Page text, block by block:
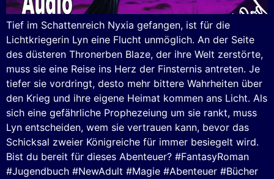
Tief im Schattenreich Nyxia gefangen, ist für die
Lichtkriegerin Lyn eine Flucht unmöglich. An der Seite
des düsteren Thronerben Blaze, der ihre Welt zerstörte,
muss sie eine Reise ins Herz der Finsternis antreten. Je
tiefer sie vordringt, desto mehr bittere Wahrheiten über
den Krieg und ihre eigene Heimat kommen ans Licht. Als
sich eine gefährliche Prophezeiung um sie rankt, muss
Lyn entscheiden, wem sie vertrauen kann, bevor das
Schicksal zweier Königreiche für immer besiegelt wird.
Bist du bereit für dieses Abenteuer? #FantasyRoman
#Jugendbuch #NewAdult #Magie #Abenteuer #Bücher